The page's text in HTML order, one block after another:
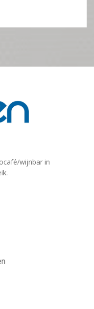
wijnbar in